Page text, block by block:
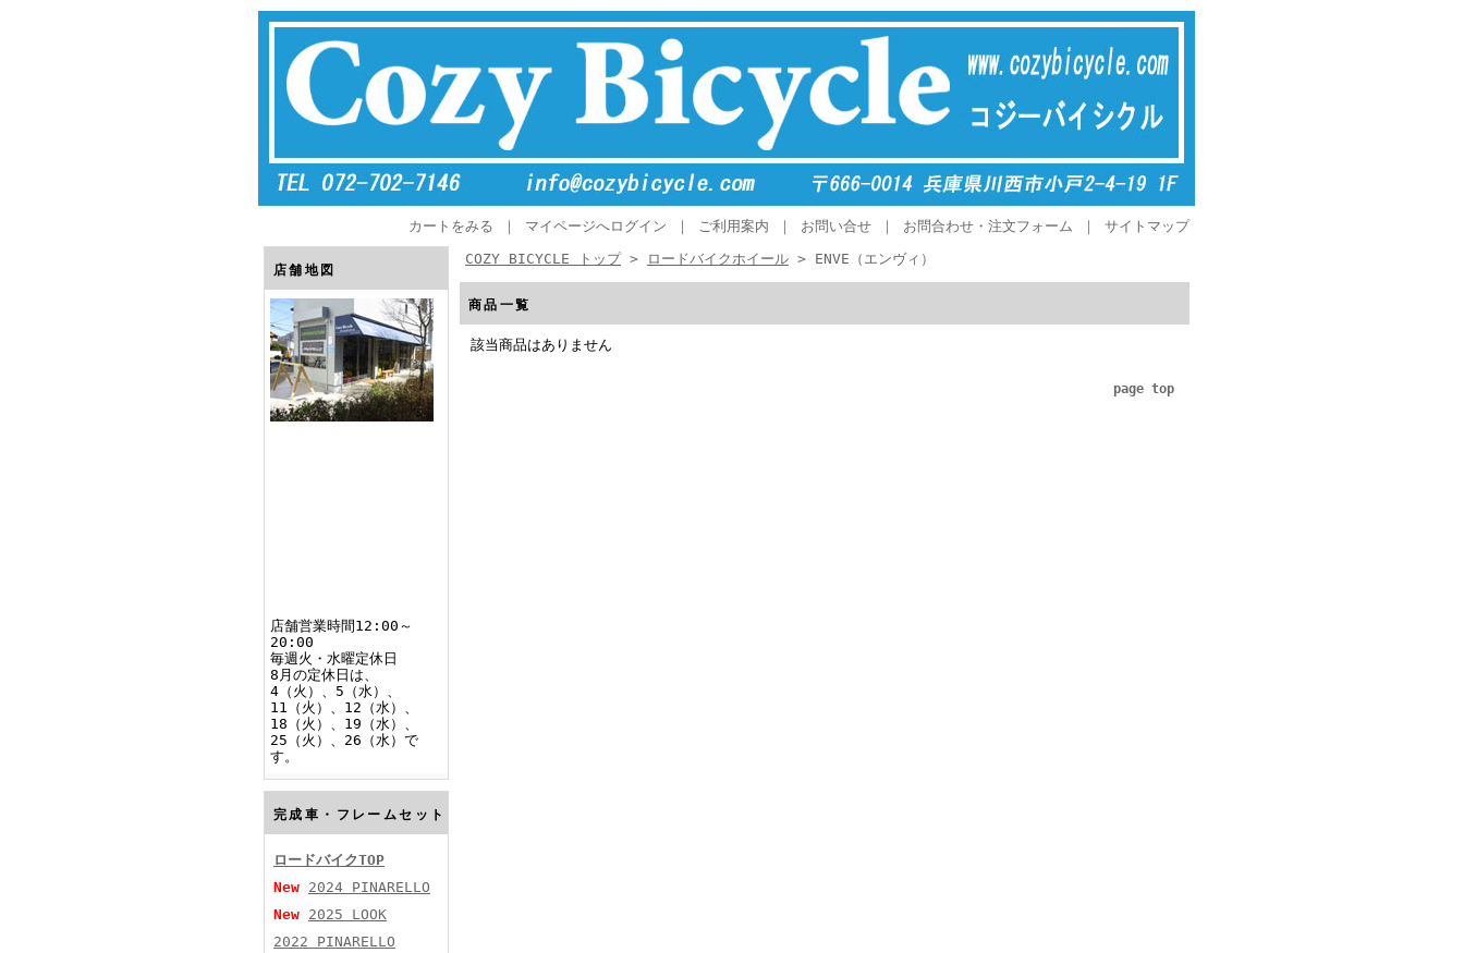
カートをみる ｜ マイページへログイン ｜ ご利用案内 ｜ お問い合せ ｜ お問合わせ・注文フォーム ｜ サイトマップ
店舗地図
店舗営業時間12:00～
20:00
毎週火・水曜定休日
8月の定休日は、
4（火）、5（水）、
11（火）、12（水）、
18（火）、19（水）、
25（火）、26（水）で
す。
完成車・フレームセット
ロードバイクTOP
New 2024 PINARELLO
New 2025 LOOK
2022 PINARELLO
COZY BICYCLE トップ> ロードバイクホイール > ENVE（エンヴィ）
商品一覧
該当商品はありません
page top